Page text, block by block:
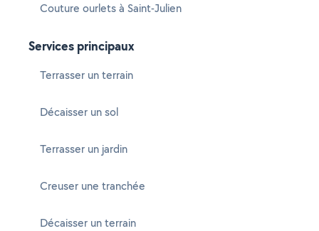
Couture ourlets à Saint-Julien
Services principaux
Terrasser un terrain
Décaisser un sol
Terrasser un jardin
Creuser une tranchée
Décaisser un terrain